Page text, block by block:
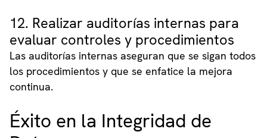
12. Realizar auditorías internas para
evaluar controles y procedimientos
Las auditorías internas aseguran que se sigan todos
los procedimientos y que se enfatice la mejora
continua.
Éxito en la Integridad de